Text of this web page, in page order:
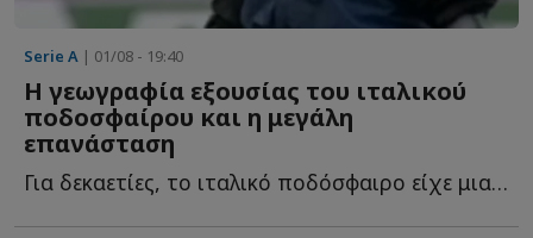
Serie A | 01/08 - 19:40
Η γεωγραφία εξουσίας του ιταλικού
ποδοσφαίρου και η μεγάλη
επανάσταση
Για δεκαετίες, το ιταλικό ποδόσφαιρο είχε μια σαφή γ...